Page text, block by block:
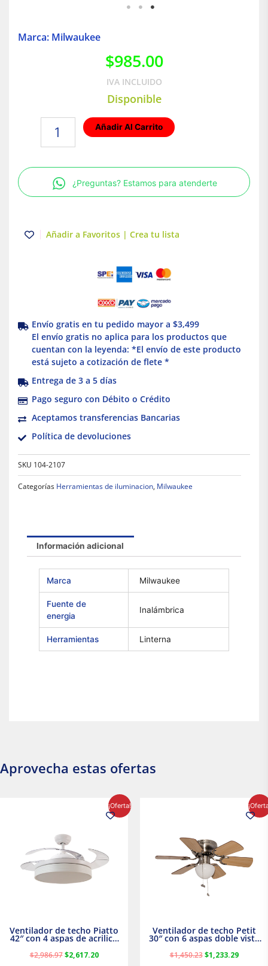
Marca: Milwaukee
$985.00
IVA INCLUIDO
Disponible
enfoque
325L
|
Milwaukee
Añadir Al Carrito
¿Preguntas? Estamos para atenderte
Añadir a Favoritos | Crea tu lista
Envío gratis en tu pedido mayor a $3,499
El envío gratis no aplica para los productos que
cuentan con la leyenda: *El envío de este producto
está sujeto a cotización de flete *
Entrega de 3 a 5 días
Pago seguro con Débito o Crédito
Aceptamos transferencias Bancarias
Política de devoluciones
SKU 104-2107
Categorías Herramientas de iluminacion, Milwaukee
Información adicional
Marca Milwaukee
Fuente de
energia
Inalámbrica
Herramientas Linterna
Aprovecha estas ofertas
¡Oferta!
Ventilador de techo Piatto
42″ con 4 aspas de acrilico
transparente
$2,986.97
$2,986.97.
$2,617.20
precio
actual
Ventilador de techo Petit
30″ con 6 aspas doble vista
Satinado Masterfan
$1,450.23
$1,450.23.
$1,233.29
precio
actual